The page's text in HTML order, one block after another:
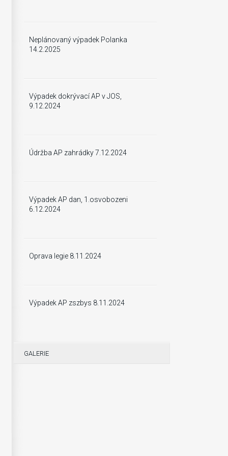
Neplánovaný výpadek Polanka
14.2.2025
Výpadek dokrývací AP v JOS,
9.12.2024
Údržba AP zahrádky 7.12.2024
Výpadek AP dan, 1.osvobozeni
6.12.2024
Oprava legie 8.11.2024
Výpadek AP zszbys 8.11.2024
GALERIE